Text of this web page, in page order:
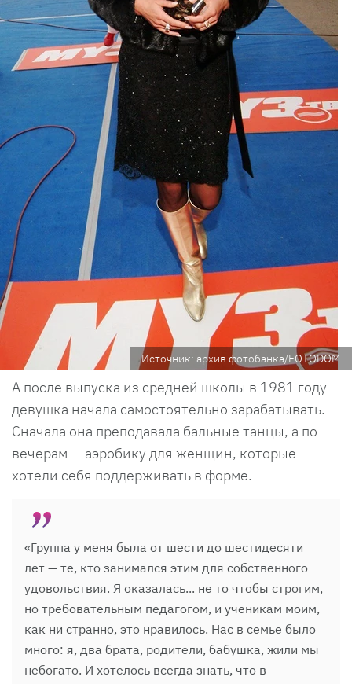
Источник: архив фотобанка/FOTODOM
А после выпуска из средней школы в 1981 году
девушка начала самостоятельно зарабатывать.
Сначала она преподавала бальные танцы, а по
вечерам — аэробику для женщин, которые
хотели себя поддерживать в форме.
«Группа у меня была от шести до шестидесяти
лет — те, кто занимался этим для собственного
удовольствия. Я оказалась... не то чтобы строгим,
но требовательным педагогом, и ученикам моим,
как ни странно, это нравилось. Нас в семье было
много: я, два брата, родители, бабушка, жили мы
небогато. И хотелось всегда знать, что в